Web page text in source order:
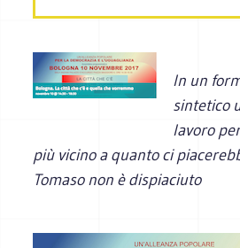
In un
sintetico
lavoro
più vicino a quanto ci
Tomaso non è dispiaciuto